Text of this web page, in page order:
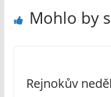
Mohlo by
Rejnokův